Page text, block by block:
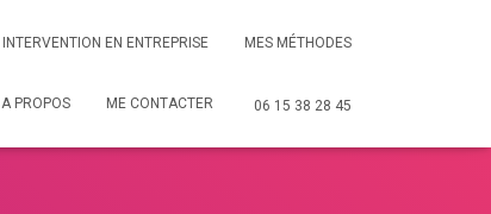
INTERVENTION EN ENTREPRISE MES MÉTHODES
A PROPOS ME CONTACTER 06 15 38 28 45